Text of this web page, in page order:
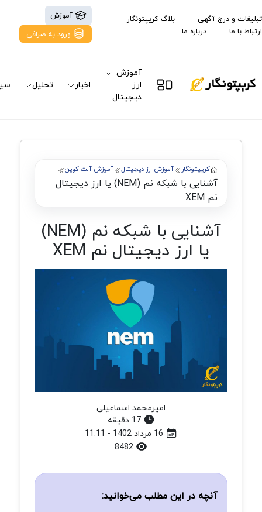
تبلیغات و درج آگهی
بلاگ کریپتونگار
ارتباط با ما
درباره ما
آموزش
ورود به صرافی
آموزش
ارز
دیجیتال
اخبار تحلیل
کریپتونگار آموزش ارز دیجیتال آموزش آلت کوین
آشنایی با شبکه نم (NEM) یا ارز دیجیتال
نم XEM
آشنایی با شبکه نم (NEM)
یا ارز دیجیتال نم XEM
امیرمحمد اسماعیلی
17 دقیقه
آنچه در این مطلب می‌خوانید: